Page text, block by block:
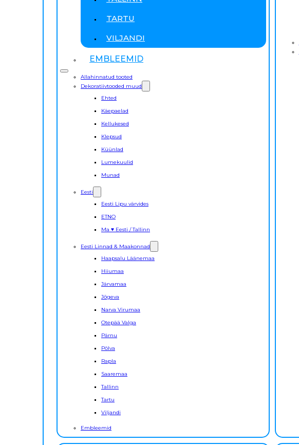
TARTU
VILJANDI
EMBLEEMID
Allahinnatud tooted
Dekoratiivtooded muud
Ehted
Käepaelad
Kellukesed
Klepsud
Küünlad
Lumekuulid
Munad
Eesti
Eesti Lipu värvides
ETNO
Ma ♥ Eesti / Tallinn
Eesti Linnad & Maakonnad
Haapsalu Läänemaa
Hiiumaa
Järvamaa
Jõgeva
Narva Virumaa
Otepää Valga
Pärnu
Põlva
Rapla
Saaremaa
Tallinn
Tartu
Viljandi
Embleemid